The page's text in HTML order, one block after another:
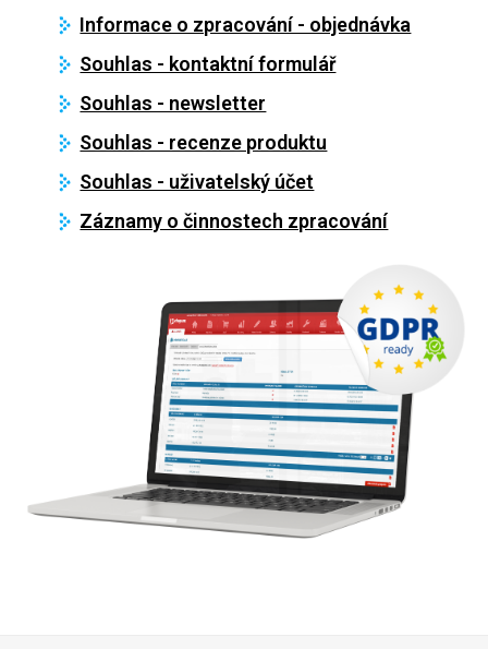
Informace o zpracování - objednávka
Souhlas - kontaktní formulář
Souhlas - newsletter
Souhlas - recenze produktu
Souhlas - uživatelský účet
Záznamy o činnostech zpracování